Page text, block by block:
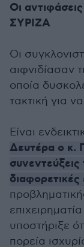
Οι
ΣΥΡΙΖΑ
Οι
αιφνιδίασαν
οποία
τακτική για
Είναι
Δευτέρα ο κ.
συνεντεύξεις
υποστήριξε
πορεία